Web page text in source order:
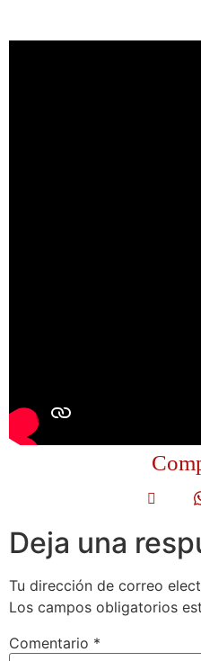
Deja una
Tu dirección de correo
Los campos obligatorios
Comentario *